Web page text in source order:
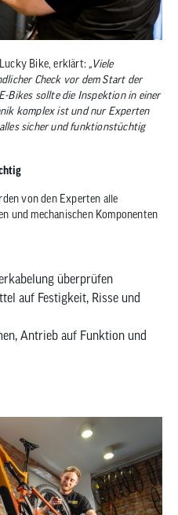
Bike, erklärt: „Viele
Check vor dem Start der
Bikes sollte die Inspektion in einer
komplex ist und nur Experten
sicher und funktionstüchtig
von den Experten alle
und mechanischen Komponenten
überprüfen
auf Festigkeit, Risse und
Antrieb auf Funktion und